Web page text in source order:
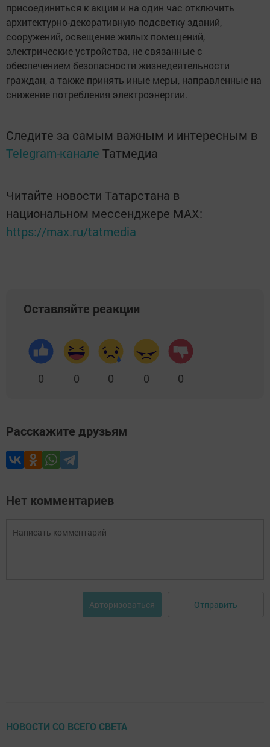
присоединиться к акции и на один час отключить
архитектурно-декоративную подсветку зданий,
сооружений, освещение жилых помещений,
электрические устройства, не связанные с
обеспечением безопасности жизнедеятельности
граждан, а также принять иные меры, направленные на
снижение потребления электроэнергии.
Следите за самым важным и интересным в
Telegram-канале Татмедиа
Читайте новости Татарстана в
национальном мессенджере MАХ:
https://max.ru/tatmedia
Оставляйте реакции
0 0 0 0 0
Расскажите друзьям
Нет комментариев
Авторизоваться Отправить
НОВОСТИ СО ВСЕГО СВЕТА